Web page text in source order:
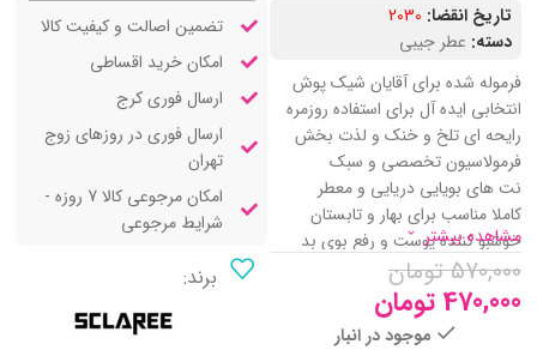
تاریخ انقضا: 2030
دسته: عطر جیبی
فرموله شده برای آقایان شیک پوش
انتخابی ایده آل برای استفاده روزمره
رایحه ای تلخ و خنک و لذت بخش
فرمولاسیون تخصصی و سبک
نت های بویایی دریایی و معطر
کاملا مناسب برای بهار و تابستان
خوشبو کننده پوست و رفع بوی بد
پخش بوی مناسب و راضی کننده
ماندگاری بالا با قیمتی به صرفه
بدون ایجاد حساسیت یا التهاب روی
مشاهده بیشتر
570,000 تومان
470,000 تومان
موجود در انبار
تضمین اصالت و کیفیت کالا
امکان خرید اقساطی
ارسال فوری کرج
ارسال فوری در روزهای زوج
تهران
امکان مرجوعی کالا 7 روزه -
شرایط مرجوعی
برند: